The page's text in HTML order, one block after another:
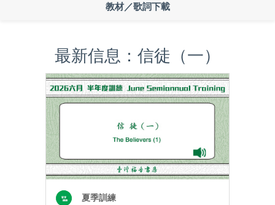
教材／歌詞下載
最新信息：信徒（一）
夏季訓練